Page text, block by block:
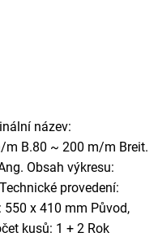
název:
m B.80 ~ 200 m/m Breit.
Obsah výkresu:
provedení:
550 x 410 mm Původ,
kusů: 1 + 2 Rok